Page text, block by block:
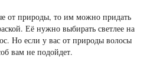
от природы, то им можно придать
Её нужно выбирать светлее на
Но если у вас от природы волосы
вам не подойдет.